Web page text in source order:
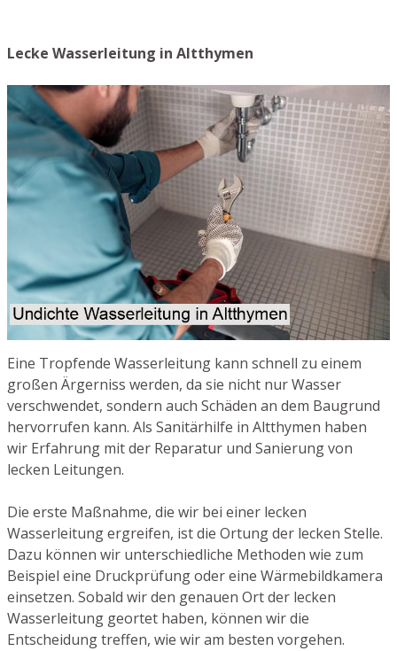
Lecke Wasserleitung in Altthymen
Eine Tropfende Wasserleitung kann schnell zu einem
großen Ärgerniss werden, da sie nicht nur Wasser
verschwendet, sondern auch Schäden an dem Baugrund
hervorrufen kann. Als Sanitärhilfe in Altthymen haben
wir Erfahrung mit der Reparatur und Sanierung von
lecken Leitungen.
Die erste Maßnahme, die wir bei einer lecken
Wasserleitung ergreifen, ist die Ortung der lecken Stelle.
Dazu können wir unterschiedliche Methoden wie zum
Beispiel eine Druckprüfung oder eine Wärmebildkamera
einsetzen. Sobald wir den genauen Ort der lecken
Wasserleitung geortet haben, können wir die
Entscheidung treffen, wie wir am besten vorgehen.